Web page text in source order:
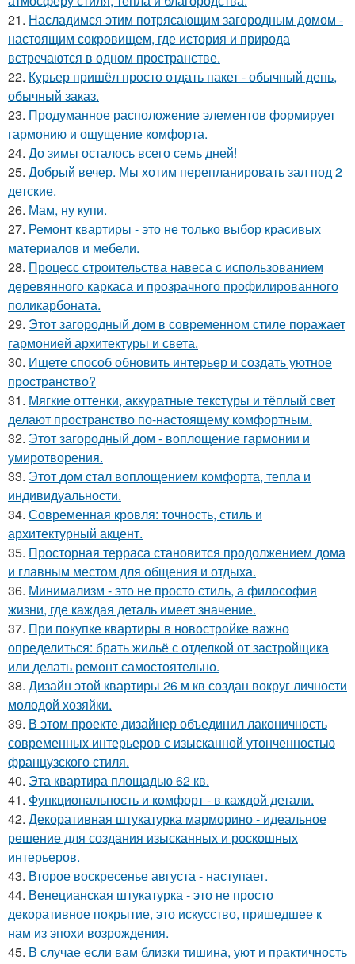
21. Насладимся этим потрясающим загородным домом -
настоящим сокровищем, где история и природа
встречаются в одном пространстве.
22. Курьер пришёл просто отдать пакет - обычный день,
обычный заказ.
23. Продуманное расположение элементов формирует
гармонию и ощущение комфорта.
24. До зимы осталось всего семь дней!
25. Добрый вечер. Мы хотим перепланировать зал под 2
детские.
26. Мам, ну купи.
27. Ремонт квартиры - это не только выбор красивых
материалов и мебели.
28. Процесс строительства навеса с использованием
деревянного каркаса и прозрачного профилированного
поликарбоната.
29. Этот загородный дом в современном стиле поражает
гармонией архитектуры и света.
30. Ищете способ обновить интерьер и создать уютное
пространство?
31. Мягкие оттенки, аккуратные текстуры и тёплый свет
делают пространство по-настоящему комфортным.
32. Этот загородный дом - воплощение гармонии и
умиротворения.
33. Этот дом стал воплощением комфорта, тепла и
индивидуальности.
34. Современная кровля: точность, стиль и
архитектурный акцент.
35. Просторная терраса становится продолжением дома
и главным местом для общения и отдыха.
36. Минимализм - это не просто стиль, а философия
жизни, где каждая деталь имеет значение.
37. При покупке квартиры в новостройке важно
определиться: брать жильё с отделкой от застройщика
или делать ремонт самостоятельно.
38. Дизайн этой квартиры 26 м кв создан вокруг личности
молодой хозяйки.
39. В этом проекте дизайнер объединил лаконичность
современных интерьеров с изысканной утонченностью
французского стиля.
40. Эта квартира площадью 62 кв.
41. Функциональность и комфорт - в каждой детали.
42. Декоративная штукатурка марморино - идеальное
решение для создания изысканных и роскошных
интерьеров.
43. Второе воскресенье августа - наступает.
44. Венецианская штукатурка - это не просто
декоративное покрытие, это искусство, пришедшее к
нам из эпохи возрождения.
45. В случае если вам близки тишина, уют и практичность